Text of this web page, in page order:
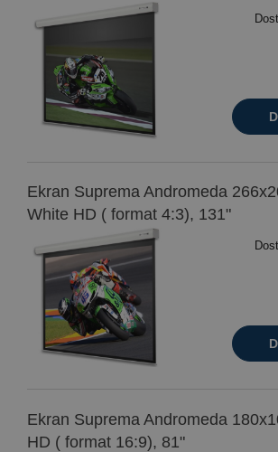
Ekran Suprema Andromeda
White HD ( format 4:3), 131"
Ekran Suprema Andromeda
HD ( format 16:9), 81"